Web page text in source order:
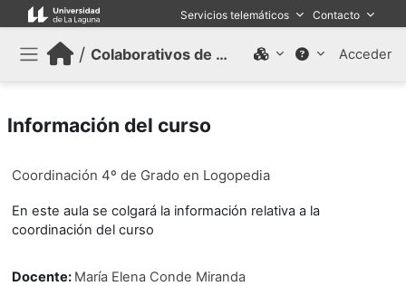
Salta al contenido principal Servicios telemáticos Contacto
/ Colaborativos de trabajo (Antiguo) Acceder
Información del curso
Coordinación 4º de Grado en Logopedia
En este aula se colgará la información relativa a la
coordinación del curso
Docente: María Elena Conde Miranda